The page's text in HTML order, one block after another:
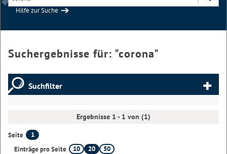
Hilfe zur Suche
Suchergebnisse für: "corona"
Suchfilter
Ergebnisse 1 - 1 von (1)
Seite
1
Einträge pro Seite
10 20 50